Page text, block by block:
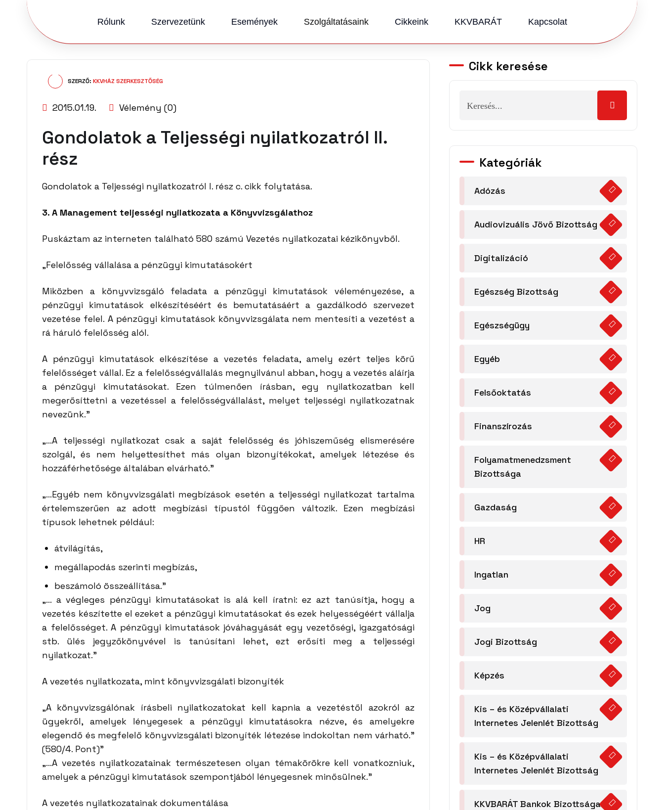
Rólunk Szervezetünk Események Szolgáltatásaink Cikkeink KKVBARÁT Kapcsolat
SZERZŐ: KKVHÁZ SZERKESZTŐSÉG
2015.01.19. Vélemény (0)
Gondolatok a Teljességi nyilatkozatról II.
rész
Gondolatok a Teljességi nyilatkozatról I. rész c. cikk folytatása.
3. A Management teljességi nyilatkozata a Könyvvizsgálathoz
Puskáztam az interneten található 580 számú Vezetés nyilatkozatai kézikönyvből.
„Felelősség vállalása a pénzügyi kimutatásokért
Miközben a könyvvizsgáló feladata a pénzügyi kimutatások véleményezése, a
pénzügyi kimutatások elkészítéséért és bemutatásáért a gazdálkodó szervezet
vezetése felel. A pénzügyi kimutatások könyvvizsgálata nem mentesíti a vezetést a
rá háruló felelősség alól.
A pénzügyi kimutatások elkészítése a vezetés feladata, amely ezért teljes körű
felelősséget vállal. Ez a felelősségvállalás megnyilvánul abban, hogy a vezetés aláírja
a pénzügyi kimutatásokat. Ezen túlmenően írásban, egy nyilatkozatban kell
megerősíttetni a vezetéssel a felelősségvállalást, melyet teljességi nyilatkozatnak
nevezünk.”
„…A teljességi nyilatkozat csak a saját felelősség és jóhiszeműség elismerésére
szolgál, és nem helyettesíthet más olyan bizonyítékokat, amelyek létezése és
hozzáférhetősége általában elvárható.”
„…Egyéb nem könyvvizsgálati megbízások esetén a teljességi nyilatkozat tartalma
értelemszerűen az adott megbízási típustól függően változik. Ezen megbízási
típusok lehetnek például:
átvilágítás,
megállapodás szerinti megbízás,
beszámoló összeállítása.”
„… a végleges pénzügyi kimutatásokat is alá kell íratni: ez azt tanúsítja, hogy a
vezetés készítette el ezeket a pénzügyi kimutatásokat és ezek helyességéért vállalja
a felelősséget. A pénzügyi kimutatások jóváhagyását egy vezetőségi, igazgatósági
stb. ülés jegyzőkönyvével is tanúsítani lehet, ezt erősíti meg a teljességi
nyilatkozat.”
A vezetés nyilatkozata, mint könyvvizsgálati bizonyíték
„A könyvvizsgálónak írásbeli nyilatkozatokat kell kapnia a vezetéstől azokról az
ügyekről, amelyek lényegesek a pénzügyi kimutatásokra nézve, és amelyekre
elegendő és megfelelő könyvvizsgálati bizonyíték létezése indokoltan nem várható.”
(580/4. Pont)”
„…A vezetés nyilatkozatainak természetesen olyan témakörökre kell vonatkozniuk,
amelyek a pénzügyi kimutatások szempontjából lényegesnek minősülnek.”
A vezetés nyilatkozatainak dokumentálása
Cikk keresése
Kategóriák
Adózás
Audiovizuális Jövő Bizottság
Digitalizáció
Egészség Bizottság
Egészségügy
Egyéb
Felsőoktatás
Finanszírozás
Folyamatmenedzsment
Bizottsága
Gazdaság
HR
Ingatlan
Jog
Jogi Bizottság
Képzés
Kis – és Középvállalati
Internetes Jelenlét Bizottság
Kis – és Középvállalati
Internetes Jelenlét Bizottság
KKVBARÁT Bankok Bizottsága